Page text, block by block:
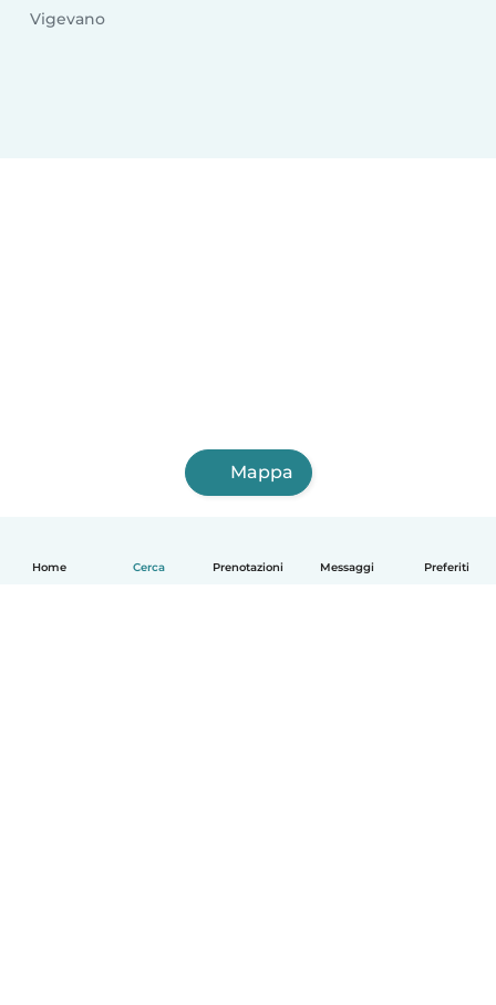
Home Cerca Prenotazioni Messaggi Preferiti
Vigevano
Mappa